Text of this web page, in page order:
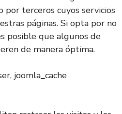
terceros cuyos servicios
páginas. Si opta por no
posible que algunos de
de manera óptima.
joomla_cache